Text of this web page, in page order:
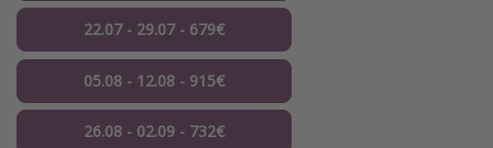
22.07 - 29.07 - 679€
05.08 - 12.08 - 915€
26.08 - 02.09 - 732€